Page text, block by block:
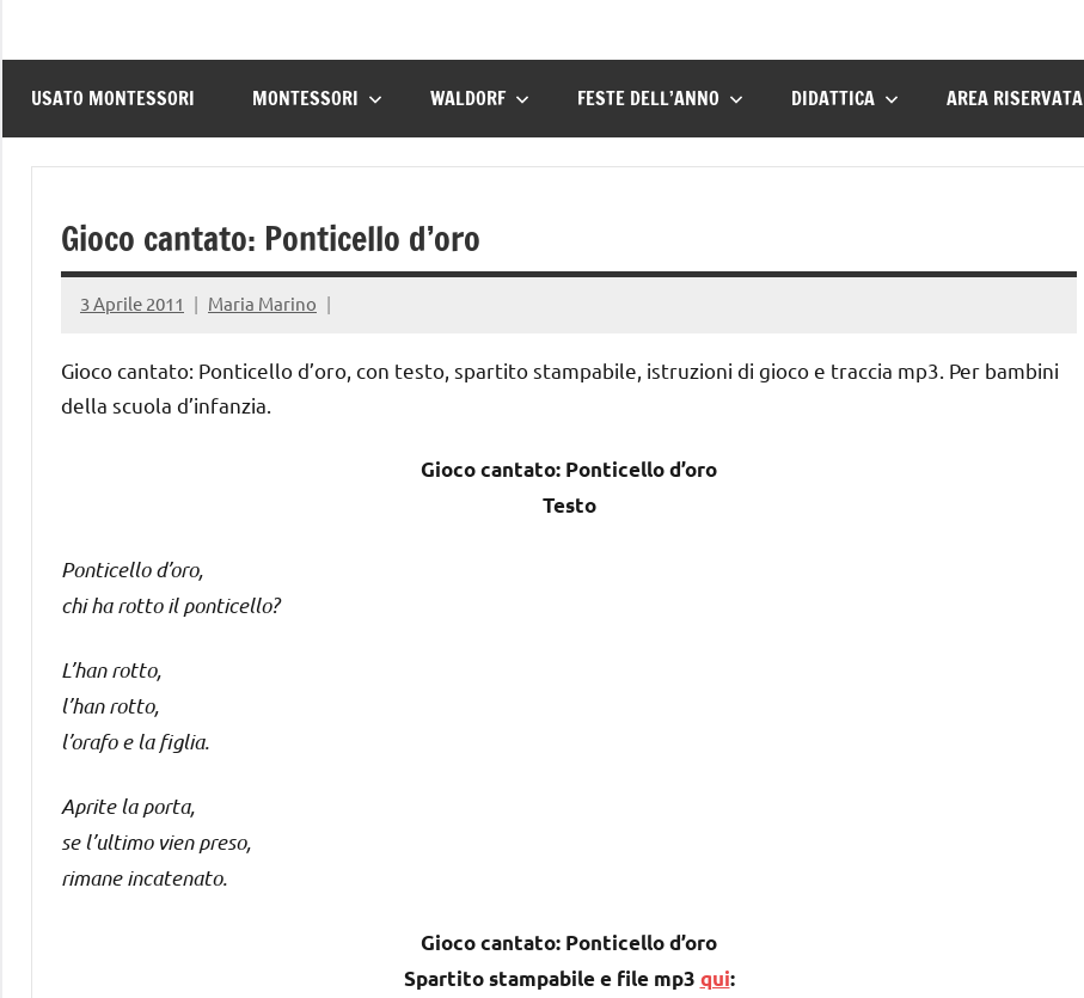
USATO MONTESSORI MONTESSORI WALDORF FESTE DELL’ANNO DIDATTICA AREA RISERVATA
Gioco cantato: Ponticello d’oro
3 Aprile 2011 Maria Marino
Gioco cantato: Ponticello d’oro, con testo, spartito stampabile, istruzioni di gioco e traccia mp3. Per bambini
della scuola d’infanzia.
Gioco cantato: Ponticello d’oro
Testo
Ponticello d’oro,
chi ha rotto il ponticello?
L’han rotto,
l’han rotto,
l’orafo e la figlia.
Aprite la porta,
se l’ultimo vien preso,
rimane incatenato.
Gioco cantato: Ponticello d’oro
Spartito stampabile e file mp3 qui: